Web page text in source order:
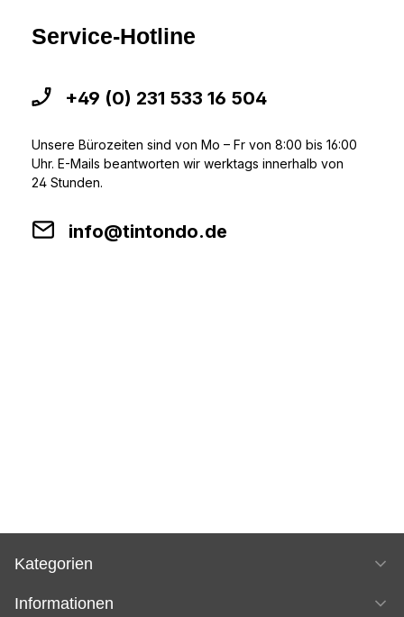
Service-Hotline
+49 (0) 231 533 16 504
Unsere Bürozeiten sind von Mo – Fr von 8:00 bis 16:00
Uhr. E-Mails beantworten wir werktags innerhalb von
24 Stunden.
info@tintondo.de
Kategorien
Informationen